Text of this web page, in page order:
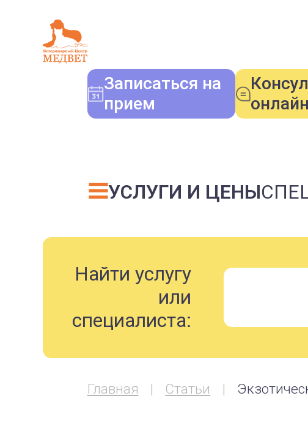
Записаться на
прием
онлайн
УСЛУГИ И ЦЕНЫ
Найти услугу
или
специалиста:
Главная Статьи